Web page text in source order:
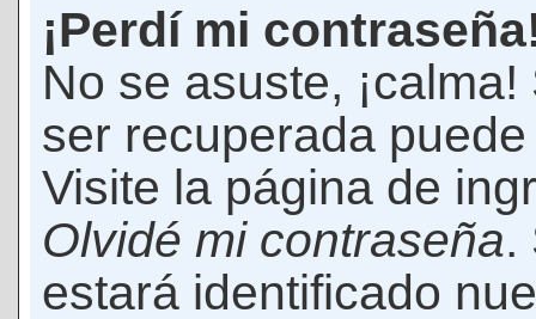
¡Perdí mi
No se asuste,
ser recuperada
Visite la página de
Olvidé mi contraseña.
estará identificado